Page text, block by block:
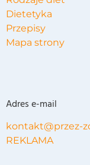
Dietetyka
Przepisy
Mapa strony
Adres e-mail
kontakt@przez-
REKLAMA